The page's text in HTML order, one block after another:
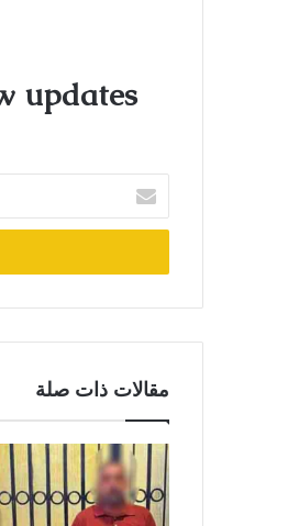
updates!
بريدك
الإلكتروني
مقالات ذات صلة